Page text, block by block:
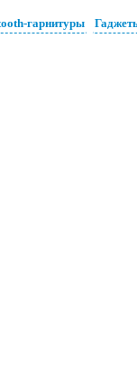
гарнитуры